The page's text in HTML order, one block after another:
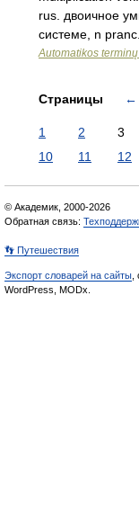
rus. двоичное
системе, n
Automatikos
Страницы ←
1 2 3
10
11 12
© Академик, 2000-2026
Обратная связь:
👣 Путешествия
Экспорт словарей на сайты
WordPress, MODx.